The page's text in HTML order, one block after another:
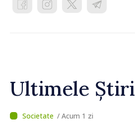
Ultimele Știri
/ Acum 1 zi